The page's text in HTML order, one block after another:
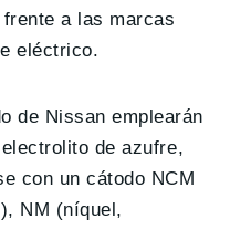
a las marcas
eléctrico.
de Nissan emplearán
de azufre,
con un cátodo NCM
NM (níquel,